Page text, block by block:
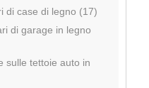
di case di legno (17)
di garage in legno
sulle tettoie auto in